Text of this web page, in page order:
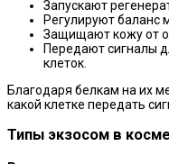
Запускают
Регулируют баланс
Защищают кожу от
Передают сигналы
клеток.
Благодаря белкам на их
какой клетке передать
Типы экзосом в